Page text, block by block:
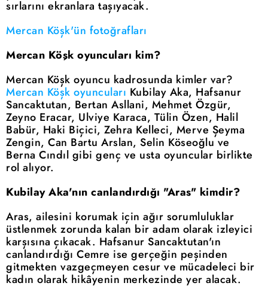
sırlarını ekranlara taşıyacak.
Mercan Köşk'ün fotoğrafları
Mercan Köşk oyuncuları kim?
Mercan Köşk oyuncu kadrosunda kimler var?
Mercan Köşk oyuncuları Kubilay Aka, Hafsanur
Sancaktutan, Bertan Asllani, Mehmet Özgür,
Zeyno Eracar, Ulviye Karaca, Tülin Özen, Halil
Babür, Haki Biçici, Zehra Kelleci, Merve Şeyma
Zengin, Can Bartu Arslan, Selin Köseoğlu ve
Berna Cındıl gibi genç ve usta oyuncular birlikte
rol alıyor.
Kubilay Aka'nın canlandırdığı "Aras" kimdir?
Aras, ailesini korumak için ağır sorumluluklar
üstlenmek zorunda kalan bir adam olarak izleyici
karşısına çıkacak. Hafsanur Sancaktutan'ın
canlandırdığı Cemre ise gerçeğin peşinden
gitmekten vazgeçmeyen cesur ve mücadeleci bir
kadın olarak hikâyenin merkezinde yer alacak.